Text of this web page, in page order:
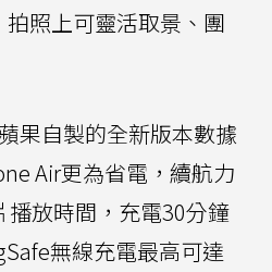
照上可靈活取景、團
果自製的全新版本數據
Air更為省電，續航力
播放時間，充電30分鐘
無線充電最高可達